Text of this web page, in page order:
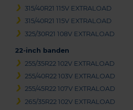
315/40R21 115V EXTRALOAD
315/40R21 115V EXTRALOAD
325/30R21 108V EXTRALOAD
22-inch banden
255/35R22 102V EXTRALOAD
255/40R22 103V EXTRALOAD
255/45R22 107V EXTRALOAD
265/35R22 102V EXTRALOAD